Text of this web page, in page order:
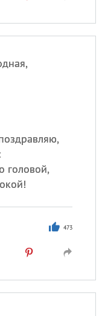
головой,
473